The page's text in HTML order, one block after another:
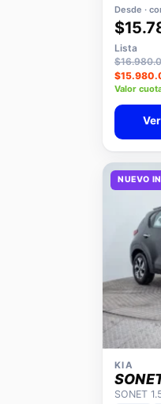
📍 Maipú
Desde ·
Lista
Valor
KIA